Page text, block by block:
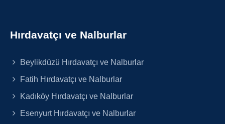
Hırdavatçı ve Nalburlar
Beylikdüzü Hırdavatçı ve Nalburlar
Fatih Hırdavatçı ve Nalburlar
Kadıköy Hırdavatçı ve Nalburlar
Esenyurt Hırdavatçı ve Nalburlar